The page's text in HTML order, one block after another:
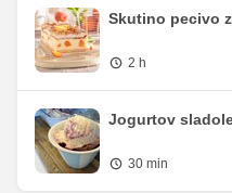
Skutino pecivo
2 h
Jogurtov
30 min